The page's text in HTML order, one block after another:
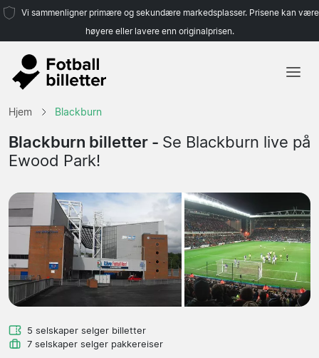
Vi sammenligner primære og sekundære markedsplasser. Prisene kan være
høyere eller lavere enn originalprisen.
Lag
Hjem Blackburn
Blackburn billetter - Se Blackburn live på
Ewood Park!
5 selskaper selger billetter
7 selskaper selger pakkereiser